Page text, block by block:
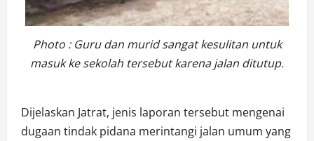
Photo : Guru dan murid sangat kesulitan untuk
masuk ke sekolah tersebut karena jalan ditutup.
Dijelaskan Jatrat, jenis laporan tersebut mengenai
dugaan tindak pidana merintangi jalan umum yang